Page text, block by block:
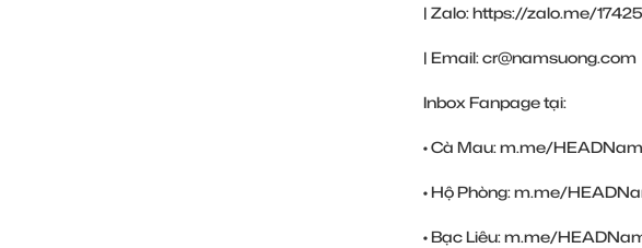
| Zalo:https://zalo.me/
| Email: cr@namsuong.com
Inbox Fanpage tại:
• Cà Mau:m.me/
• Hộ Phòng:m.me/
• Bạc Liêu:m.me/